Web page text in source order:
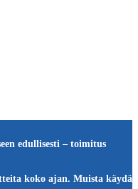
edullisesti – toimitus
koko ajan. Muista käydä